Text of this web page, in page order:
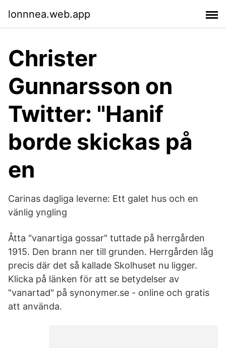
lonnnea.web.app
Christer
Gunnarsson on
Twitter: "Hanif
borde skickas på
en
Carinas dagliga leverne: Ett galet hus och en
vänlig yngling
Åtta "vanartiga gossar" tuttade på herrgården
1915. Den brann ner till grunden. Herrgården låg
precis där det så kallade Skolhuset nu ligger.
Klicka på länken för att se betydelser av
"vanartad" på synonymer.se - online och gratis
att använda.